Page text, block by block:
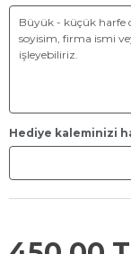
Hediye kaleminizi